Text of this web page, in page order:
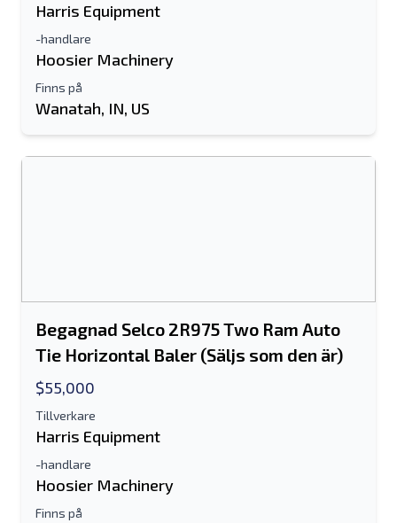
Harris Equipment
-handlare
Hoosier Machinery
Finns på
Wanatah, IN, US
Begagnad Selco 2R975 Two Ram Auto
Tie Horizontal Baler (Säljs som den är)
$55,000
Tillverkare
Harris Equipment
-handlare
Hoosier Machinery
Finns på